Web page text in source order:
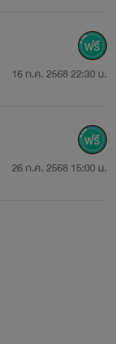
16 ก.ค. 2568 22:30 น.
26 ก.ค. 2568 15:00 น.